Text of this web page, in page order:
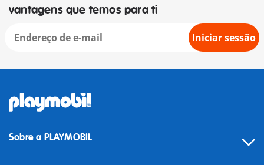
vantagens que temos para ti
Iniciar sessão
Sobre a PLAYMOBIL